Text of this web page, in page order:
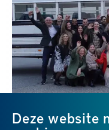
Deze website